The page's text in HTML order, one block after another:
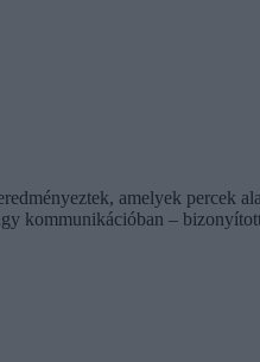
amelyek percek
kommunikációban –